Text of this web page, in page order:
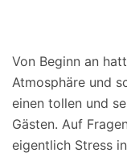
Von Beginn an
Atmosphäre und
einen tollen und
Gästen. Auf
eigentlich Stress